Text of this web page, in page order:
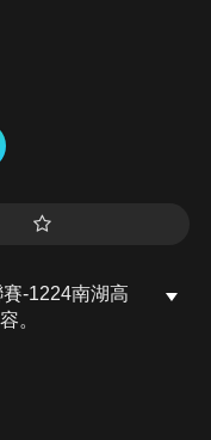
-1224南湖高
。